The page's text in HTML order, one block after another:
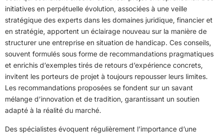
initiatives en perpétuelle évolution, associées à une veille
stratégique des experts dans les domaines juridique, financier et
en stratégie, apportent un éclairage nouveau sur la manière de
structurer une entreprise en situation de handicap. Ces conseils,
souvent formulés sous forme de recommandations pragmatiques
et enrichis d’exemples tirés de retours d’expérience concrets,
invitent les porteurs de projet à toujours repousser leurs limites.
Les recommandations proposées se fondent sur un savant
mélange d’innovation et de tradition, garantissant un soutien
adapté à la réalité du marché.
Des spécialistes évoquent régulièrement l’importance d’une